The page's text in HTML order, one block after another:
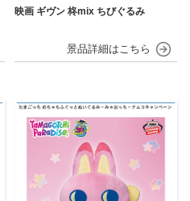
映画 ギヴン 柊mix ちびぐるみ